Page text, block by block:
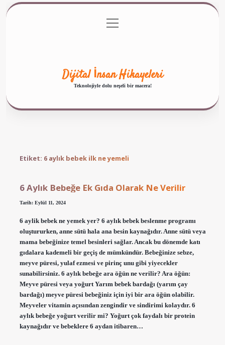
Gizlilik Politikası
menüyü
aç
Dijital İnsan Hikayeleri
Teknolojiyle dolu neşeli bir macera!
Etiket: 6 aylık bebek ilk ne yemeli
6 Aylık Bebeğe Ek Gıda Olarak Ne Verilir
Tarih: Eylül 11, 2024
6 aylik bebek ne yemek yer? 6 aylık bebek beslenme programı
oluştururken, anne sütü hala ana besin kaynağıdır. Anne sütü veya
mama bebeğinize temel besinleri sağlar. Ancak bu dönemde katı
gıdalara kademeli bir geçiş de mümkündür. Bebeğinize sebze,
meyve püresi, yulaf ezmesi ve pirinç unu gibi yiyecekler
sunabilirsiniz. 6 aylık bebeğe ara öğün ne verilir? Ara öğün:
Meyve püresi veya yoğurt Yarım bebek bardağı (yarım çay
bardağı) meyve püresi bebeğiniz için iyi bir ara öğün olabilir.
Meyveler vitamin açısından zengindir ve sindirimi kolaydır. 6
aylık bebeğe yoğurt verilir mi? Yoğurt çok faydalı bir protein
kaynağıdır ve bebeklere 6 aydan itibaren…